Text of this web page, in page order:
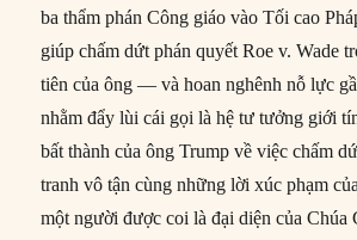
ba thẩm phán Công giáo vào Tối cao
giúp chấm dứt phán quyết Roe v. Wade
tiên của ông — và hoan nghênh nỗ lực
nhằm đẩy lùi cái gọi là hệ tư tưởng giới
bất thành của ông Trump về việc chấm
tranh vô tận cùng những lời xúc phạm
một người được coi là đại diện của Chúa